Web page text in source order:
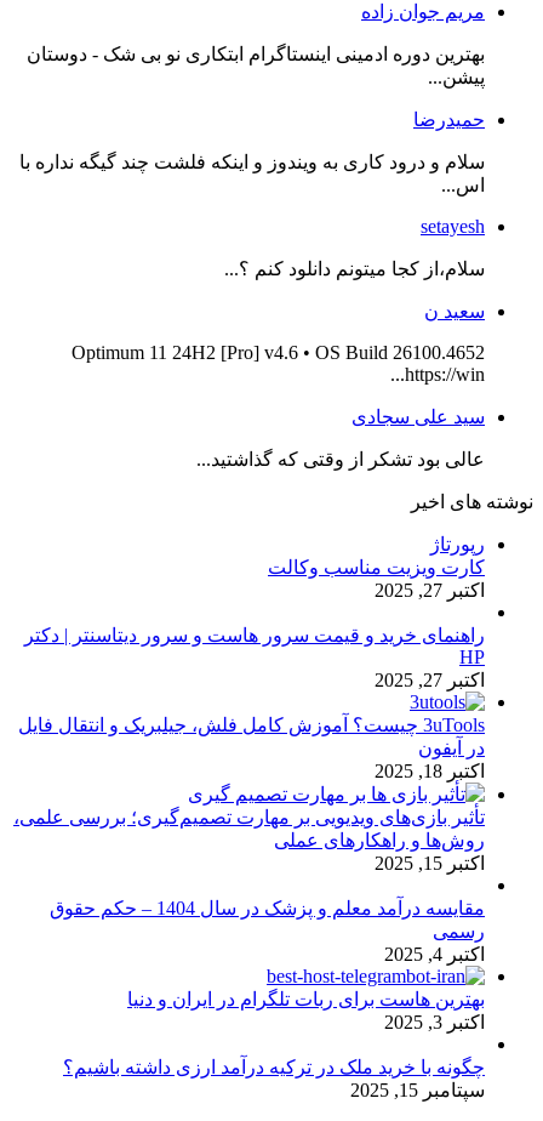
مریم جوان زاده
بهترین دوره ادمینی اینستاگرام ابتکاری نو بی شک - دوستان
پیشن...
حمیدرضا
سلام و درود کاری به ویندوز و اینکه فلشت چند گیگه نداره با
اس...
setayesh
سلام،از کجا میتونم دانلود کنم ؟...
سعید ن
Optimum 11 24H2 [Pro] v4.6 • OS Build 26100.4652
https://win...
سید علی سجادی
عالی بود تشکر از وقتی که گذاشتید...
نوشته های اخیر
رپورتاژ
کارت ویزیت مناسب وکالت
اکتبر 27, 2025
راهنمای خرید و قیمت سرور هاست و سرور دیتاسنتر | دکتر
HP
اکتبر 27, 2025
3uTools چیست؟ آموزش کامل فلش، جیلبریک و انتقال فایل
در آیفون
اکتبر 18, 2025
تأثیر بازی‌های ویدیویی بر مهارت تصمیم‌گیری؛ بررسی علمی،
روش‌ها و راهکارهای عملی
اکتبر 15, 2025
مقایسه درآمد معلم و پزشک در سال 1404 – حکم حقوق
رسمی
اکتبر 4, 2025
بهترین هاست برای ربات تلگرام در ایران و دنیا
اکتبر 3, 2025
چگونه با خرید ملک در ترکیه درآمد ارزی داشته باشیم؟
سپتامبر 15, 2025